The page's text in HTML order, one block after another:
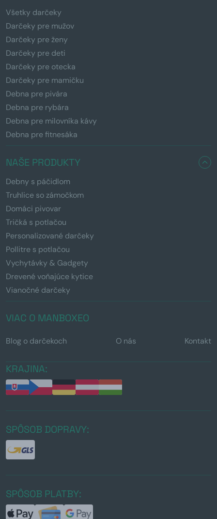
Všetky darčeky
Darčeky pre mužov
Darčeky pre ženy
Darčeky pre deti
Darčeky pre otecka
Darčeky pre mamičku
Debna pre pivára
Debna pre rybára
Debna pre milovníka kávy
Debna pre fitnesáka
NAŠE PRODUKTY
Debny s páčidlom
Truhlice so zámočkom
Domáci pivovar
Tričká s potlačou
Personalizované darčeky
Pollitre s potlačou
Vychytávky & Gadgety
Drevené voňajúce kytice
Vianočné darčeky
VIAC O MANBOXEO
Blog o darčekoch O nás Kontakt
KRAJINA:
SPÔSOB DOPRAVY:
SPÔSOB PLATBY: